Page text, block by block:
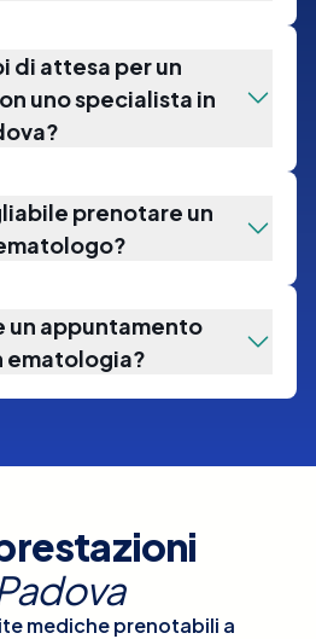
di attesa per un
uno specialista in
prenotare un
un appuntamento
ematologia?
mediche prenotabili a